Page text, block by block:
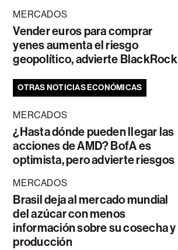
MERCADOS
Vender euros para comprar
yenes aumenta el riesgo
geopolítico, advierte BlackRock
OTRAS NOTICIAS ECONÓMICAS
MERCADOS
¿Hasta dónde pueden llegar las
acciones de AMD? BofA es
optimista, pero advierte riesgos
MERCADOS
Brasil deja al mercado mundial
del azúcar con menos
información sobre su cosecha y
producción